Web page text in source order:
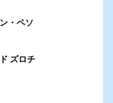
・ペソ
ズロチ